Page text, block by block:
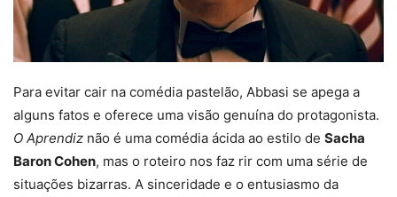
Para evitar cair na comédia pastelão, Abbasi se apega a
alguns fatos e oferece uma visão genuína do protagonista.
O Aprendiz não é uma comédia ácida ao estilo de Sacha
Baron Cohen, mas o roteiro nos faz rir com uma série de
situações bizarras. A sinceridade e o entusiasmo da